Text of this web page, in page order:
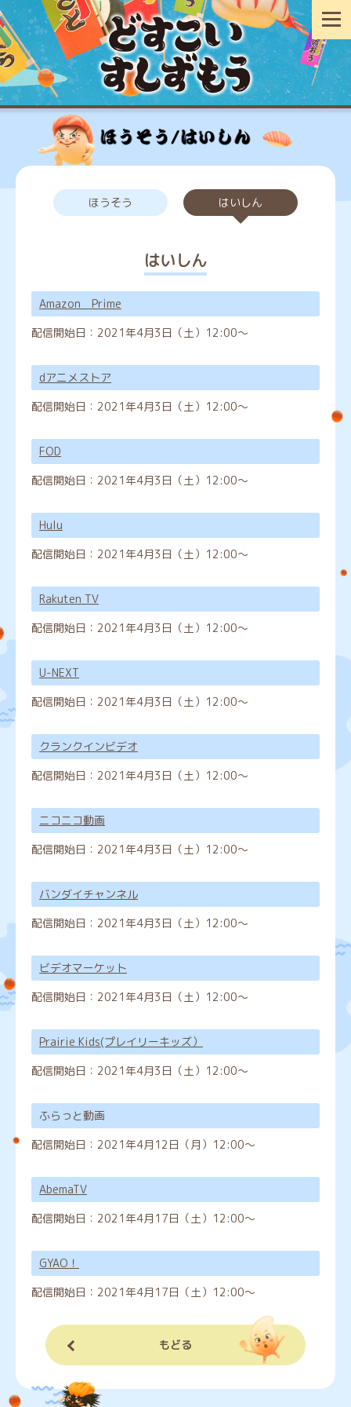
ほうそう はいしん
はいしん
Amazon Prime
配信開始日： 2021年4月3日（土）12:00～
dアニメストア
配信開始日： 2021年4月3日（土）12:00～
FOD
配信開始日： 2021年4月3日（土）12:00～
Hulu
配信開始日： 2021年4月3日（土）12:00～
Rakuten TV
配信開始日： 2021年4月3日（土）12:00～
U-NEXT
配信開始日： 2021年4月3日（土）12:00～
クランクインビデオ
配信開始日： 2021年4月3日（土）12:00～
ニコニコ動画
配信開始日： 2021年4月3日（土）12:00～
バンダイチャンネル
配信開始日： 2021年4月3日（土）12:00～
ビデオマーケット
配信開始日： 2021年4月3日（土）12:00～
Prairie Kids(プレイリーキッズ）
配信開始日： 2021年4月3日（土）12:00～
ふらっと動画
配信開始日： 2021年4月12日（月）12:00～
AbemaTV
配信開始日： 2021年4月17日（土）12:00～
GYAO！
配信開始日： 2021年4月17日（土）12:00～
もどる